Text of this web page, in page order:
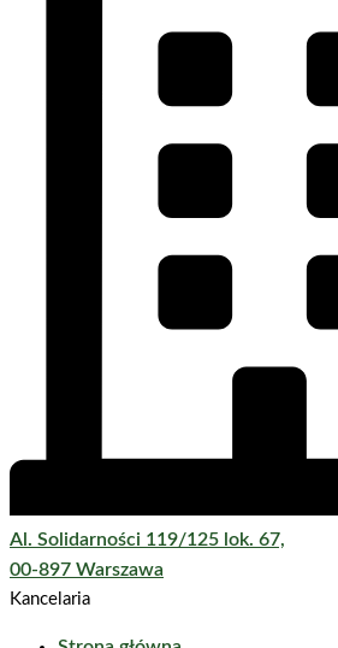
Al. Solidarności 119/125 lok. 67,
00-897 Warszawa
Kancelaria